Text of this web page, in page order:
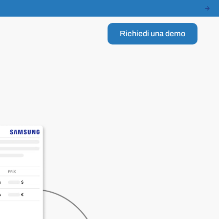
Centralizzate gli acquisti di tutte le vostre società.
Accedete a innumerevoli cataloghi fornitori.
Factur-X, validazione …
PA Connect — Connecteurs ERP vers une PA
Ottimizzate i vostri ordini.
Digitalizzate le vostre procedure.
Richiedi una demo